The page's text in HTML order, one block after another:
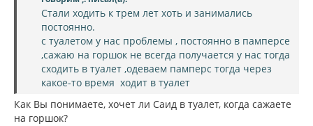
Стали ходить к трем лет хоть и занимались
постоянно.
с туалетом у нас проблемы , постоянно в памперсе
,сажаю на горшок не всегда получается у нас тогда
сходить в туалет ,одеваем памперс тогда через
какое-то время ходит в туалет
Как Вы понимаете, хочет ли Саид в туалет, когда сажаете
на горшок?